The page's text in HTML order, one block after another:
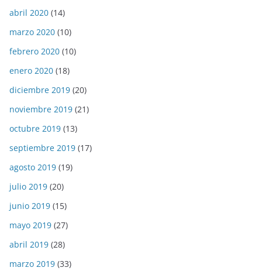
abril 2020 (14)
marzo 2020 (10)
febrero 2020 (10)
enero 2020 (18)
diciembre 2019 (20)
noviembre 2019 (21)
octubre 2019 (13)
septiembre 2019 (17)
agosto 2019 (19)
julio 2019 (20)
junio 2019 (15)
mayo 2019 (27)
abril 2019 (28)
marzo 2019 (33)